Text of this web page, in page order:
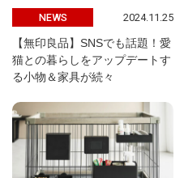
NEWS 2024.11.25
【無印良品】SNSでも話題！愛
猫との暮らしをアップデートす
る小物＆家具が続々